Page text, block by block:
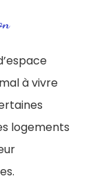
à vivre
logements